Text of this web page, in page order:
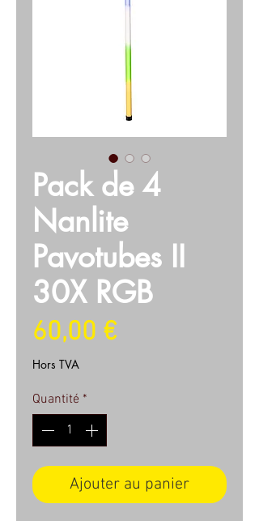
Pack de 4
Nanlite
Pavotubes II
30X RGB
60,00 €Prix
Hors TVA
Quantité *
Ajouter au panier